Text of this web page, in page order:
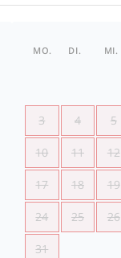
MO. DI. MI.
3 4 5
10 11 12
17 18 19
24 25 26
31